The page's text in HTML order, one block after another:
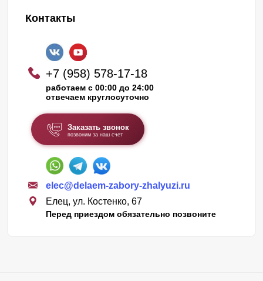
Контакты
+7 (958) 578-17-18
работаем с 00:00 до 24:00
отвечаем круглосуточно
Заказать звонок
позвоним за наш счет
elec@delaem-zabory-zhalyuzi.ru
Елец, ул. Костенко, 67
Перед приездом обязательно позвоните